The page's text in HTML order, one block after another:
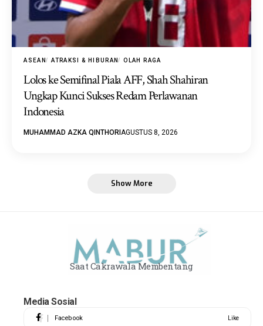
ASEAN ATRAKSI & HIBURAN OLAH RAGA
Lolos ke Semifinal Piala AFF, Shah Shahiran
Ungkap Kunci Sukses Redam Perlawanan
Indonesia
MUHAMMAD AZKA QINTHORIAGUSTUS 8, 2026
Show More
Saat Cakrawala Membentang
Media Sosial
Facebook Like